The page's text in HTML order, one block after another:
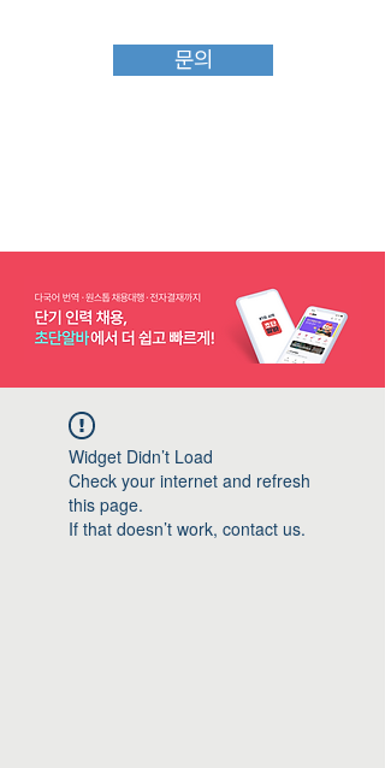
문의
Widget Didn’t Load
Check your internet and refresh
this page.
If that doesn’t work, contact us.